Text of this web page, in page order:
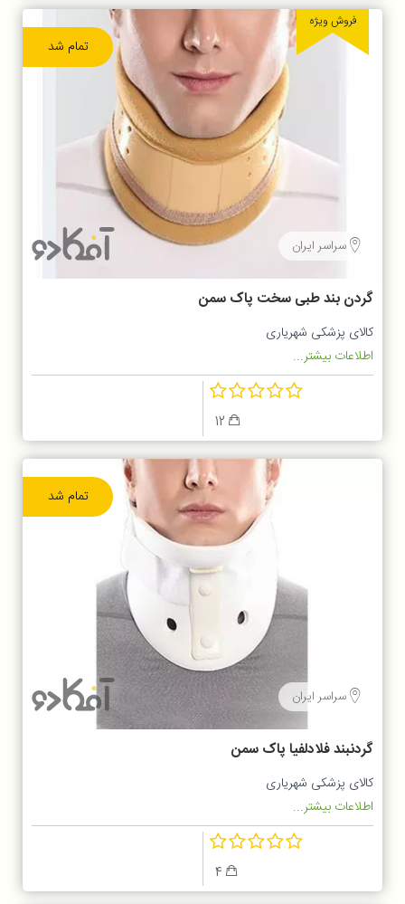
تمام شد
فروش ویژه
سراسر ایران
گردن بند طبی سخت پاک سمن
کالای پزشکی شهریاری
اطلاعات بیشتر...
12
تمام شد
سراسر ایران
گردنبند فلادلفیا پاک سمن
کالای پزشکی شهریاری
اطلاعات بیشتر...
4